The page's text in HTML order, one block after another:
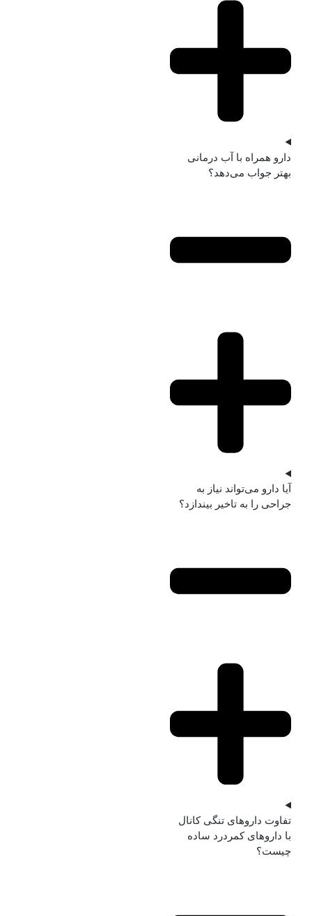
دارو همراه با آب‌ درمانی
بهتر جواب می‌دهد؟
آیا دارو می‌تواند نیاز به
جراحی را به تاخیر بیندازد؟
تفاوت داروهای تنگی کانال
با داروهای کمردرد ساده
چیست؟